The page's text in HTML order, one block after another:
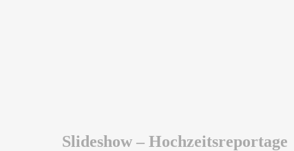
Slideshow – Hochzeitsreportage